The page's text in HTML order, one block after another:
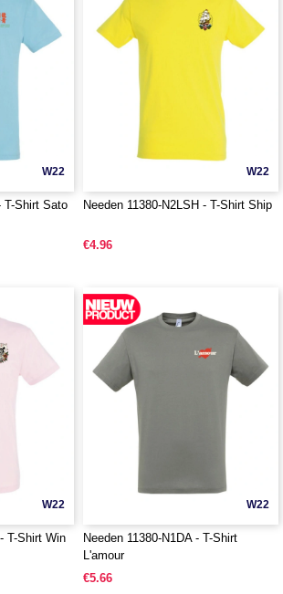
W22
T-Shirt Sato
W22
Needen 11380-N2LSH - T-Shirt Ship
€4.96
W22
T-Shirt Win
W22
Needen 11380-N1DA - T-Shirt
L'amour
€5.66